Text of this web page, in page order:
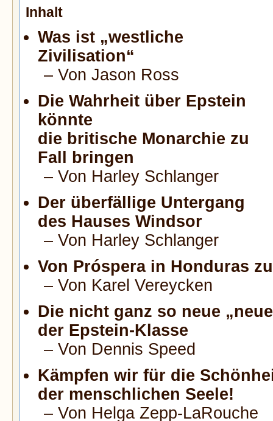
Inhalt
Was ist „westliche
Zivilisation“
– Von Jason Ross
Die Wahrheit über Epstein
könnte
die britische Monarchie zu
Fall bringen
– Von Harley Schlanger
Der überfällige Untergang
des Hauses Windsor
– Von Harley Schlanger
Von Próspera in Honduras
– Von Karel Vereycken
Die nicht ganz so neue
der Epstein-Klasse
– Von Dennis Speed
Kämpfen wir für die
der menschlichen Seele!
– Von Helga Zepp-LaRouche